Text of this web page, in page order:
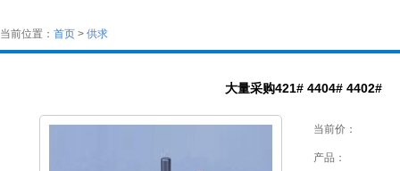
当前位置： 首页 > 供求
大量采购421# 4404# 4402#
当前价：
产品：